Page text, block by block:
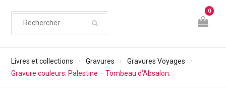
0
Livres et collections Gravures
Gravures Voyages
Gravure couleurs. Palestine – Tombeau d’Absalon.